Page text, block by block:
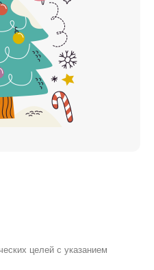
целей с указанием